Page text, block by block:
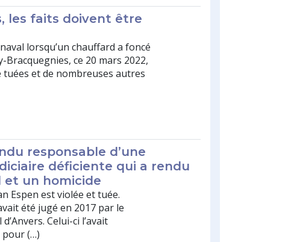
les faits doivent être
lorsqu’un chauffard a foncé
Bracquegnies, ce 20 mars 2022,
et de nombreuses autres
responsable d’une
déficiente qui a rendu
et un homicide
Espen est violée et tuée.
été jugé en 2017 par le
Celui-ci l’avait
pour (…)